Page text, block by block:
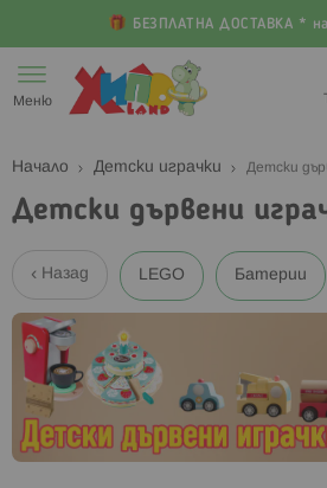
БЕЗПЛАТНА ДОСТАВКА *
към
съдържанието
Меню
Начало Детски играчки Детски
Детски дървени
Назад LEGO Батерии